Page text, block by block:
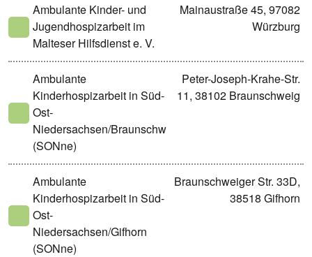
Ambulante Kinder- und
Jugendhospizarbeit im
Malteser Hilfsdienst e. V.
Mainaustraße 45, 97082
Würzburg
Ambulante
Kinderhospizarbeit in Süd-
Ost-
Niedersachsen/Braunschweig
(SONne)
Peter-Joseph-Krahe-Str.
11, 38102 Braunschweig
Ambulante
Kinderhospizarbeit in Süd-
Ost-
Niedersachsen/Gifhorn
(SONne)
Braunschweiger Str. 33D,
38518 Gifhorn